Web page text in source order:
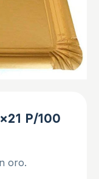
P/100
oro.